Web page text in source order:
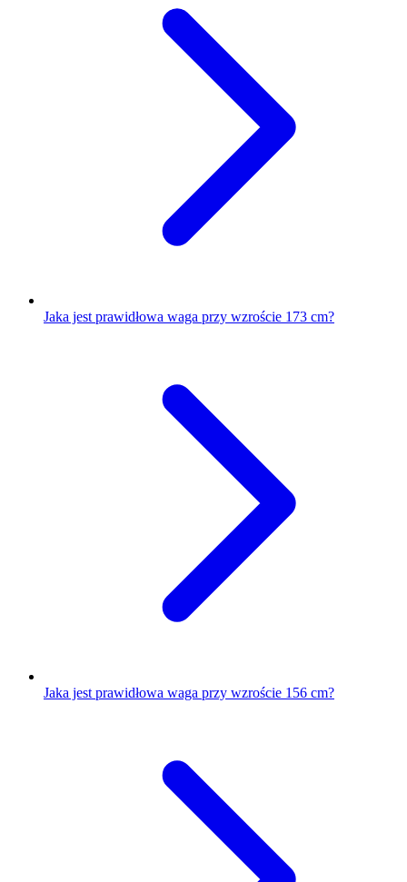
Jaka jest prawidłowa waga przy wzroście 173 cm?
Jaka jest prawidłowa waga przy wzroście 156 cm?